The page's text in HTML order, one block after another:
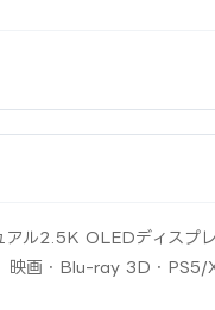
アル2.5K OLEDディスプ
画・Blu-ray 3D・PS5/